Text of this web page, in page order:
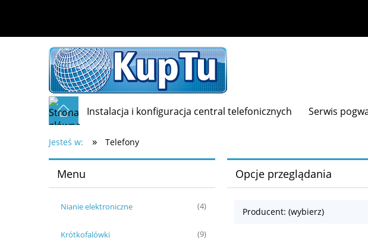
Instalacja i konfiguracja central telefonicznych Serwis
Jesteś w: » Telefony
Menu
Nianie elektroniczne (4)
Krótkofalówki (9)
Opcje przeglądania
Producent: (wybierz)